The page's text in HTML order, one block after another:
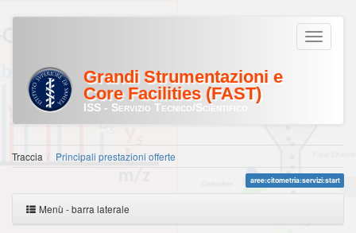
Grandi Strumentazioni e
Core Facilities (FAST)
ISS - Servizio Tecnico/Scientifico
Traccia Principali prestazioni offerte
aree:citometria:servizi:start
Menù - barra laterale